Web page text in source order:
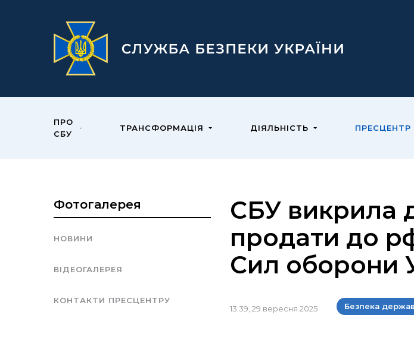
ПРО
СБУ
ТРАНСФОРМАЦІЯ ДІЯЛЬНІСТЬ ПРЕСЦЕНТР
Фотогалерея
НОВИНИ
ВІДЕОГАЛЕРЕЯ
КОНТАКТИ ПРЕСЦЕНТРУ
СБУ викрила
продати до
Сил оборони
13:39, 29 вересня 2025 Безпека